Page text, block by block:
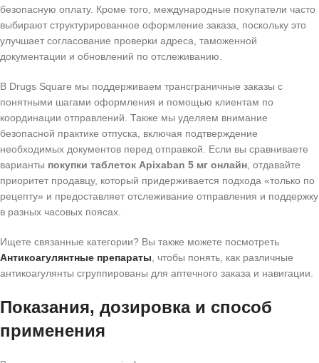
безопасную оплату. Кроме того, международные покупатели часто
выбирают структурированное оформление заказа, поскольку это
улучшает согласование проверки адреса, таможенной
документации и обновлений по отслеживанию.
В Drugs Square мы поддерживаем трансграничные заказы с
понятными шагами оформления и помощью клиентам по
координации отправлений. Также мы уделяем внимание
безопасной практике отпуска, включая подтверждение
необходимых документов перед отправкой. Если вы сравниваете
варианты покупки таблеток Apixaban 5 мг онлайн , отдавайте
приоритет продавцу, который придерживается подхода «только по
рецепту» и предоставляет отслеживание отправления и поддержку
в разных часовых поясах.
Ищете связанные категории? Вы также можете посмотреть
Антикоагулянтные препараты , чтобы понять, как различные
антикоагулянты сгруппированы для аптечного заказа и навигации.
Показания, дозировка и способ
применения